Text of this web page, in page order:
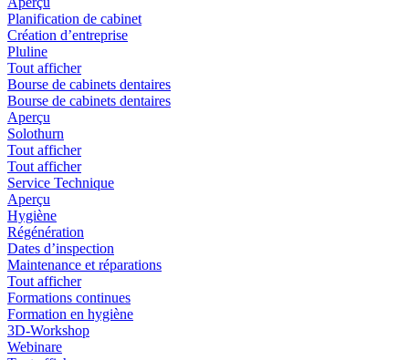
Planification de cabinet
Création d’entreprise
Pluline
Tout afficher
Bourse de cabinets dentaires
Bourse de cabinets dentaires
Aperçu
Solothurn
Tout afficher
Tout afficher
Service Technique
Aperçu
Hygiène
Régénération
Dates d’inspection
Maintenance et réparations
Tout afficher
Formations continues
Formation en hygiène
3D-Workshop
Webinare